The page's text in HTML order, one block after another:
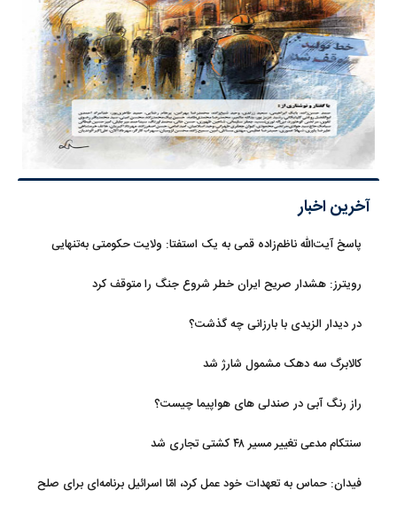
آخرین اخبار
پاسخ آیت‌الله ناظم‌زاده قمی به یک استفتا: ولایت حکومتی به‌تنهایی
رویترز: هشدار صریح ایران خطر شروع جنگ را متوقف کرد
در دیدار الزیدی با بارزانی چه گذشت؟
کالابرگ سه دهک مشمول شارژ شد
راز رنگ آبی در صندلی های هواپیما چیست؟
سنتکام مدعی تغییر مسیر ۴۸ کشتی تجاری شد
فیدان: حماس به تعهدات خود عمل کرد، امّا اسرائیل برنامه‌ای برای صلح